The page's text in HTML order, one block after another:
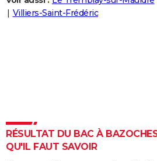
Destinations
City break
Voyage nature
Voyage de noces
Forum
Climat
+PHOTO
Dictionnaire
Biographies
Citations
Expressions
Proverbes
PROGRAMME TV
Villiers-Saint-Frédéric
RÉSULTAT DU BAC À
QU'IL FAUT SAVOIR